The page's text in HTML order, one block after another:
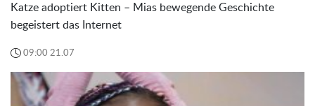
Katze adoptiert Kitten – Mias bewegende Geschichte
begeistert das Internet
09:00 21.07